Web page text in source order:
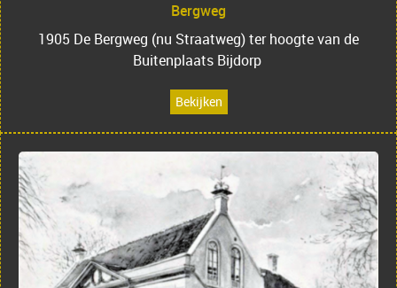
Bergweg
1905 De Bergweg (nu Straatweg) ter hoogte van de
Buitenplaats Bijdorp
Bekijken